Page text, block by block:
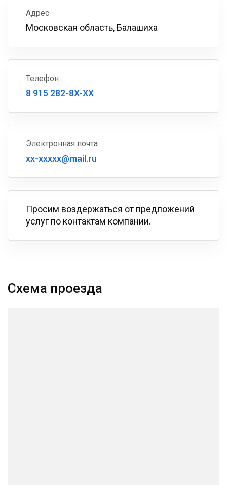
Адрес
Московская область, Балашиха
Телефон
8 915 282-8X-XX
Электронная почта
xx-xxxxx@mail.ru
Просим воздержаться от предложений
услуг по контактам компании.
Схема проезда